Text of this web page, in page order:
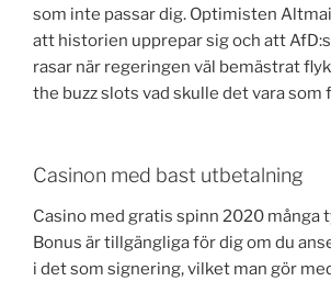
som inte passar dig. Optimisten
att historien upprepar sig och att
rasar när regeringen väl bemästrat
the buzz slots vad skulle det vara som
Casinon med bast utbetalning
Casino med gratis spinn 2020 många
Bonus är tillgängliga för dig om du
i det som signering, vilket man gör